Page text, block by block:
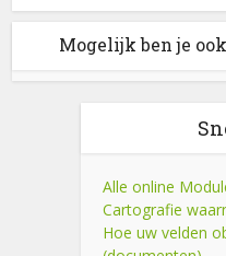
Mogelijk ben je
Alle online
Cartografie
Hoe uw velden